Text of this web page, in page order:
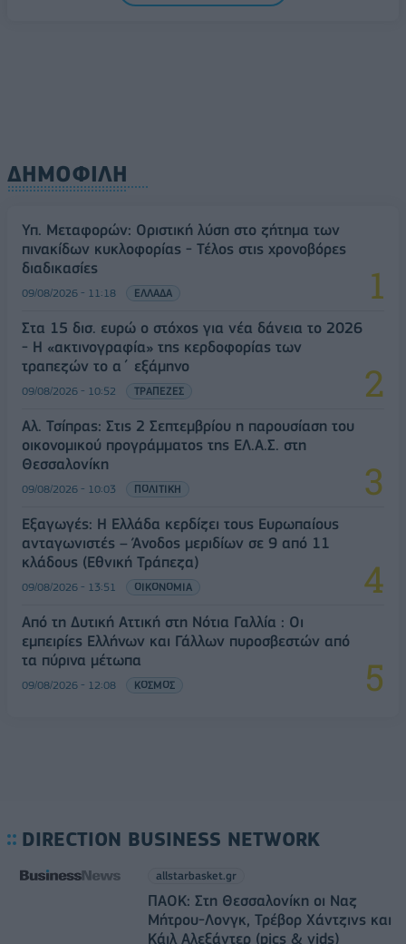
ΔΗΜΟΦΙΛΗ
Υπ. Μεταφορών: Οριστική λύση στο ζήτημα των
πινακίδων κυκλοφορίας - Τέλος στις χρονοβόρες
διαδικασίες
09/08/2026 - 11:18 ΕΛΛΑΔΑ
Στα 15 δισ. ευρώ ο στόχος για νέα δάνεια το 2026
- Η «ακτινογραφία» της κερδοφορίας των
τραπεζών το α΄ εξάμηνο
09/08/2026 - 10:52 ΤΡΑΠΕΖΕΣ
Αλ. Τσίπρας: Στις 2 Σεπτεμβρίου η παρουσίαση του
οικονομικού προγράμματος της ΕΛ.Α.Σ. στη
Θεσσαλονίκη
09/08/2026 - 10:03 ΠΟΛΙΤΙΚΗ
Εξαγωγές: Η Ελλάδα κερδίζει τους Ευρωπαίους
ανταγωνιστές – Άνοδος μεριδίων σε 9 από 11
κλάδους (Εθνική Τράπεζα)
09/08/2026 - 13:51 ΟΙΚΟΝΟΜΙΑ
Από τη Δυτική Αττική στη Νότια Γαλλία : Οι
εμπειρίες Ελλήνων και Γάλλων πυροσβεστών από
τα πύρινα μέτωπα
09/08/2026 - 12:08 ΚΟΣΜΟΣ
DIRECTION BUSINESS NETWORK
allstarbasket.gr
ΠΑΟΚ: Στη Θεσσαλονίκη οι Ναζ
Μήτρου-Λονγκ, Τρέβορ Χάντζινς και
Κάιλ Αλεξάντερ (pics & vids)